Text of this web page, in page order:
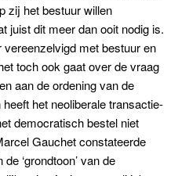
zij het bestuur willen
juist dit meer dan ooit nodig is.
met bestuur en
toch ook gaat over de vraag
aan de ordening van de
het neoliberale transactie-
democratisch bestel niet
Gauchet constateerde
‘grondtoon’ van de